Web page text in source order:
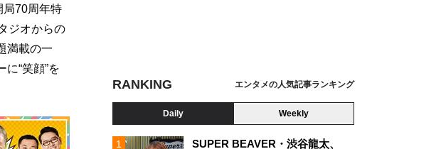
局70周年特
ジオからの
満載の一
“笑顔”を
RANKING エンタメの人気記事ランキング
Daily Weekly
SUPER BEAVER・渋谷龍太、